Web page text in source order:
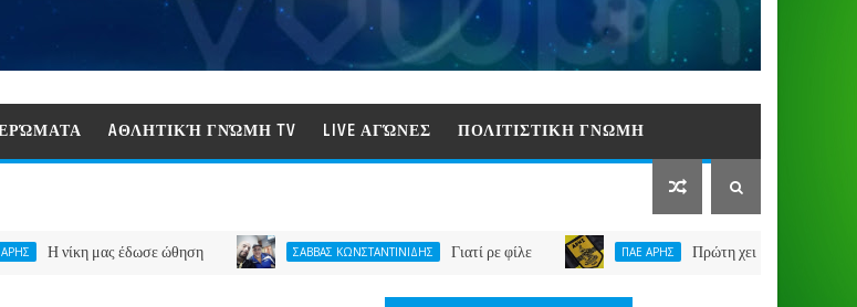
AΘΛΗΤΙΚΉ ΓΝΏΜΗ TV LIVE ΑΓΏΝΕΣ ΠΟΛΙΤΙΣΤΙΚΗ ΓΝΩΜΗ
μας έδωσε ώθηση ΣΑΒΒΑΣ ΚΩΝΣΤΑΝΤΙΝΙΔΗΣ Γιατί ρε φίλε ΠΑΕ ΑΡΗΣ Πρώτη χειμερινή μεταγραφή για